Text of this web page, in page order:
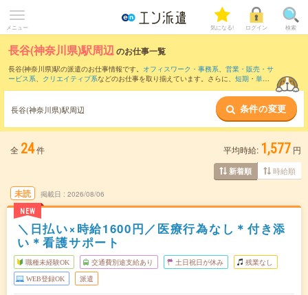
メニュー 気になる! ログイン 検索
長谷(神奈川県)駅周辺のお仕事一覧
長谷(神奈川県)駅の派遣のお仕事情報です。 オフィスワーク・事務系、 営業・販売・サ
ービス系、 クリエイティブ系などのお仕事を取り揃えています。さらに、 短期 ・ 単発
また、湘南台駅・辻堂駅
など近隣駅のお仕事もご確認い
ただけます。
長谷(神奈川県)駅周辺 条件の変更
全 24件 平均時給: 1,577 円
新着順 時給順
未読
NEW
掲載日 2026/08/06
＼日払い×時給1600円／医療行為なし＊付き添
い＊看護サポート
職種未経験OK 交通費別途支給あり 土日祝日が休み 残業なし
WEB登録OK 派遣